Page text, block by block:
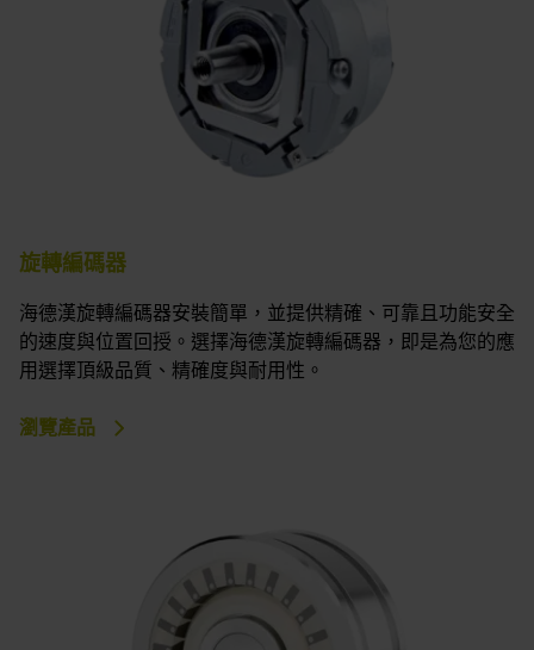
旋轉編碼器
海德漢旋轉編碼器安裝簡單，並提供精確、可靠且功能安全
的速度與位置回授。選擇海德漢旋轉編碼器，即是為您的應
用選擇頂級品質、精確度與耐用性。
瀏覽產品